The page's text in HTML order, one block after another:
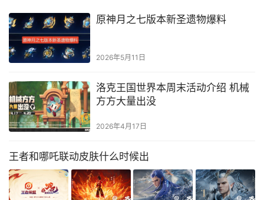
原神月之七版本新圣遗物爆料
2026年5月11日
洛克王国世界本周末活动介绍 机械
方方大量出没
2026年4月17日
王者和哪吒联动皮肤什么时候出